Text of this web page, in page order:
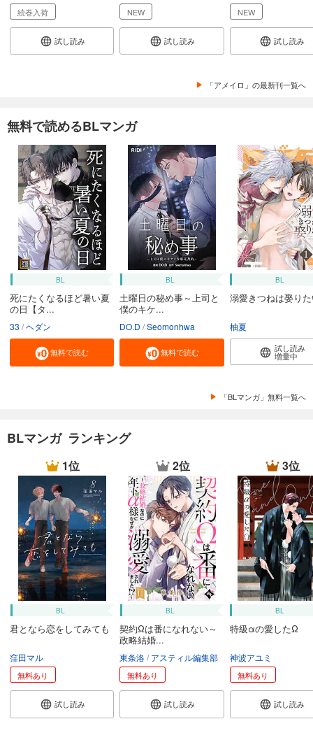
続巻入荷
試し読み
NEW
試し読み
NEW
試し読み
「アメイロ」の最新刊一覧へ
無料で読めるBLマンガ
BL
死にたくなるほど暑い夏
の日【タ...
33 ヘダン
無料で読む
BL
土曜日の秘め事～上司と
僕のキケ...
DO.D Seomonhwa
無料で読む
BL
溺愛きつねは娶り
柚夏
試し読み
増量中
「BLマンガ」無料一覧へ
BLマンガ ランキング
1位
BL
君となら恋をしてみても
窪田マル
無料あり
試し読み
2位
BL
契約Ωは番になれない～
政略結婚...
東条洛 アスティル編集部
無料あり
試し読み
3位
BL
特級αの愛したΩ
神波アユミ
無料あり
試し読み